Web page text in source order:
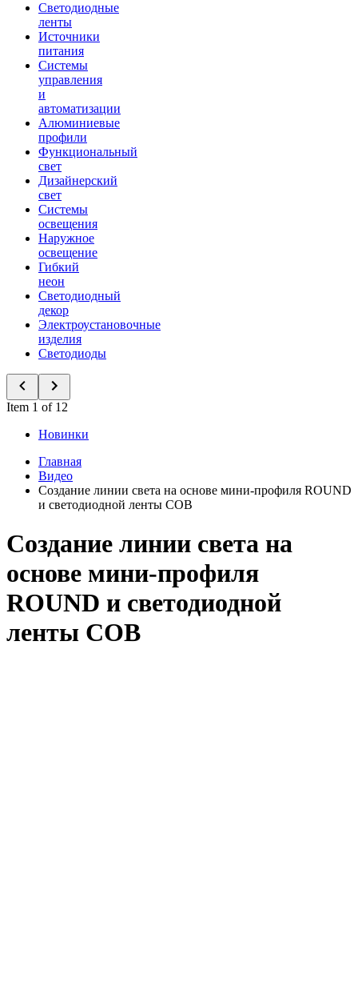
Светодиодные
ленты
Источники
питания
Системы
управления
и
автоматизации
Алюминиевые
профили
Функциональный
свет
Дизайнерский
свет
Системы
освещения
Наружное
освещение
Гибкий
неон
Светодиодный
декор
Электроустановочные
изделия
Светодиоды
Item 1 of 12
Новинки
Главная
Видео
Создание линии света на основе мини-профиля ROUND
и светодиодной ленты COB
Создание линии света на
основе мини-профиля
ROUND и светодиодной
ленты COB